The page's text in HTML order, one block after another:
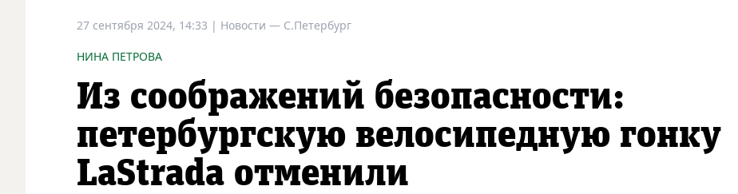
27 сентября 2024, 14:33 | Новости — С.Петербург
НИНА ПЕТРОВА
Из соображений безопасности:
петербургскую велосипедную гонку
LaStrada отменили